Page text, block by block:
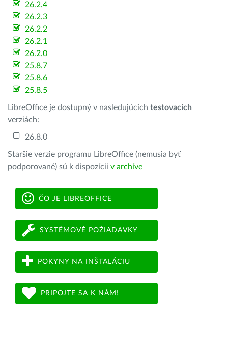
26.2.4
26.2.3
26.2.2
26.2.1
26.2.0
25.8.7
25.8.6
25.8.5
LibreOffice je dostupný v nasledujúcich testovacích
verziách:
26.8.0
Staršie verzie programu LibreOffice (nemusia byť
podporované) sú k dispozícii v archíve
ČO JE LIBREOFFICE
SYSTÉMOVÉ POŽIADAVKY
POKYNY NA INŠTALÁCIU
PRIPOJTE SA K NÁM!